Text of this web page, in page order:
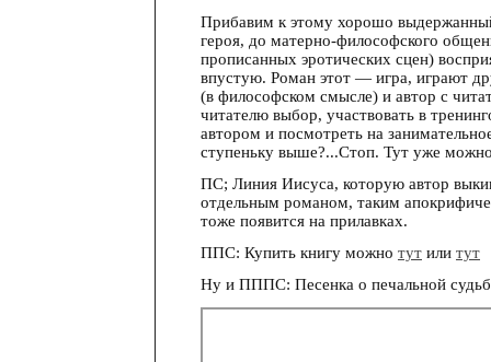
Прибавим к этому хорошо
героя, до матерно-философского
прописанных эротических сцен)
впустую. Роман этот — игра, играют
(в философском смысле) и автор с
читателю выбор, участвовать в
автором и посмотреть на
ступеньку выше?...Стоп. Тут уже можно
ПС; Линия Иисуса, которую автор
отдельным романом, таким
тоже появится на прилавках.
ППС: Купить книгу можно тут или тут
Ну и ПППС: Песенка о печальной